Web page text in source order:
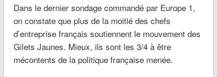
Dans le dernier sondage commandé par Europe 1,
on constate que plus de la moitié des chefs
d’entreprise français soutiennent le mouvement des
Gilets Jaunes. Mieux, ils sont les 3/4 à être
mécontents de la politique française menée.